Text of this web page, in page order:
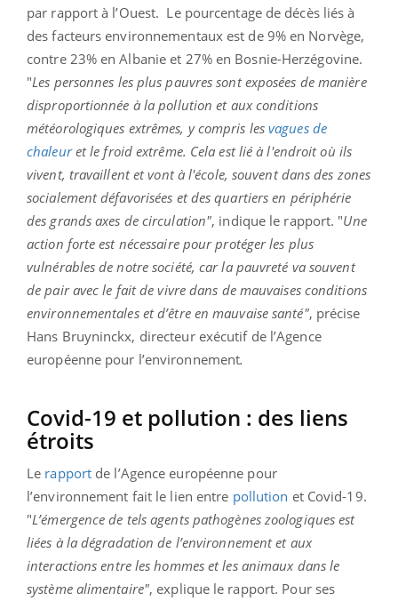
par rapport à l’Ouest. Le pourcentage de décès liés à
des facteurs environnementaux est de 9% en Norvège,
contre 23% en Albanie et 27% en Bosnie-Herzégovine.
"Les personnes les plus pauvres sont exposées de manière
disproportionnée à la pollution et aux conditions
météorologiques extrêmes, y compris lesvagues de
chaleuret le froid extrême. Cela est lié à l'endroit où ils
vivent, travaillent et vont à l'école, souvent dans des zones
socialement défavorisées et des quartiers en périphérie
des grands axes de circulation", indique le rapport. "Une
action forte est nécessaire pour protéger les plus
vulnérables de notre société, car la pauvreté va souvent
de pair avec le fait de vivre dans de mauvaises conditions
environnementales et d’être en mauvaise santé", précise
Hans Bruyninckx, directeur exécutif de l’Agence
européenne pour l’environnement.
Covid-19 et pollution : des liens
étroits
Le rapport de l’Agence européenne pour
l’environnement fait le lien entre pollution et Covid-19.
"L’émergence de tels agents pathogènes zoologiques est
liées à la dégradation de l’environnement et aux
interactions entre les hommes et les animaux dans le
système alimentaire", explique le rapport. Pour ses